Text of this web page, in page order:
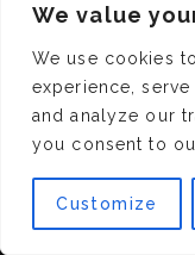
We value
We use cookies
experience,
and analyze our
you consent to
Customize
RÉPONDRE
BOYTOY 20
Comment vont-ils
personne ???
Nous utilisons des
expérience sur
dernier, nous